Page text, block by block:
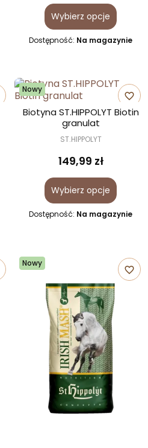
Wybierz opcje
Dostępność: Na magazynie
Nowy
favorite_border
Biotyna ST.HIPPOLYT Biotin
granulat
ST.HIPPOLYT
149,99 zł
Wybierz opcje
Dostępność: Na magazynie
Nowy
favorite_border